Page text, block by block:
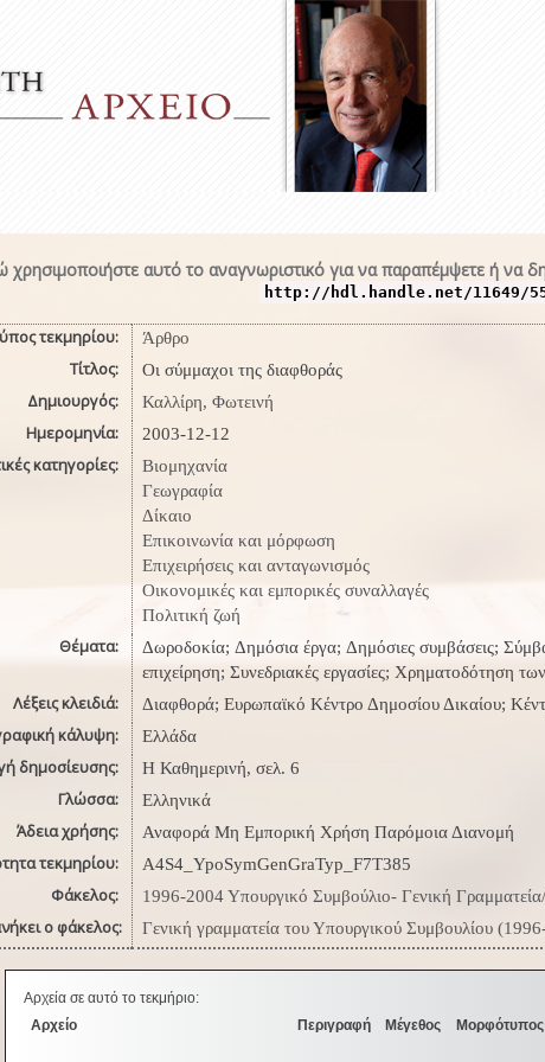
χρησιμοποιήστε αυτό το αναγνωριστικό για να παραπέμψετε ή να
http://hdl.handle.net/11649/
τεκμηρίου: Άρθρο
Τίτλος: Οι σύμμαχοι της διαφθοράς
Δημιουργός: Καλλίρη, Φωτεινή
Ημερομηνία: 2003-12-12
κατηγορίες:
Βιομηχανία
Γεωγραφία
Δίκαιο
Επικοινωνία και μόρφωση
Επιχειρήσεις και ανταγωνισμός
Οικονομικές και εμπορικές συναλλαγές
Πολιτική ζωή
Θέματα:
Δωροδοκία; Δημόσια έργα; Δημόσιες συμβάσεις;
επιχείρηση; Συνεδριακές εργασίες; Χρηματοδότηση
Λέξεις κλειδιά: Διαφθορά; Ευρωπαϊκό Κέντρο Δημοσίου Δικαίου;
κάλυψη: Ελλάδα
δημοσίευσης: Η Καθημερινή, σελ. 6
Γλώσσα: Ελληνικά
Άδεια χρήσης: Αναφορά Μη Εμπορική Χρήση Παρόμοια Διανομή
τεκμηρίου: A4S4_YpoSymGenGraTyp_F7T385
Φάκελος: 1996-2004 Υπουργικό Συμβούλιο- Γενική
ο φάκελος: Γενική γραμματεία του Υπουργικού Συμβουλίου
Αρχεία σε αυτό το τεκμήριο:
Αρχείο
Περιγραφή Μέγεθος Μορφότυπος